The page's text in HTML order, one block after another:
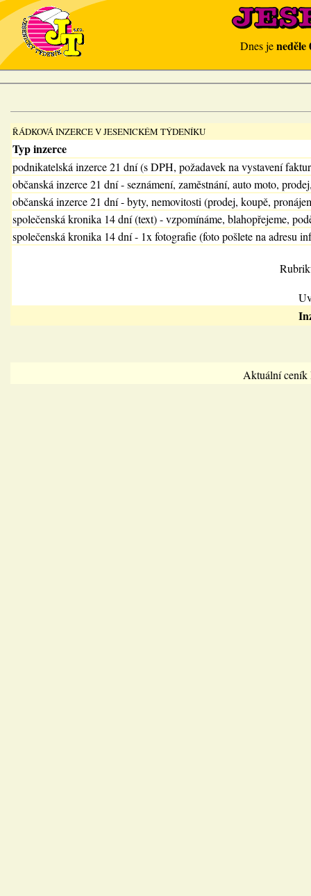
Dnes jeneděle
ŘÁDKOVÁ INZERCE V JESENICKÉM TÝDENÍKU
Typ inzerce
podnikatelská inzerce 21 dní (s DPH, požadavek na vystavení
občanská inzerce 21 dní - seznámení, zaměstnání, auto moto,
občanská inzerce 21 dní - byty, nemovitosti (prodej, koupě,
společenská kronika 14 dní (text) - vzpomínáme, blahopřejeme,
společenská kronika 14 dní - 1x fotografie (foto pošlete na adresu
Aktuální ceník